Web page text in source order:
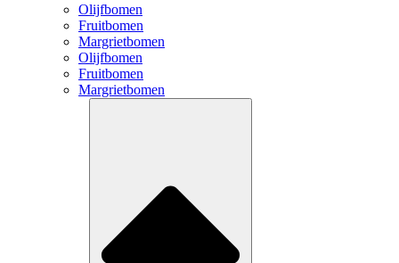
Olijfbomen
Fruitbomen
Margrietbomen
Olijfbomen
Fruitbomen
Margrietbomen